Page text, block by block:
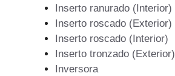
Inserto ranurado (Interior)
Inserto roscado (Exterior)
Inserto roscado (Interior)
Inserto tronzado (Exterior)
Inversora